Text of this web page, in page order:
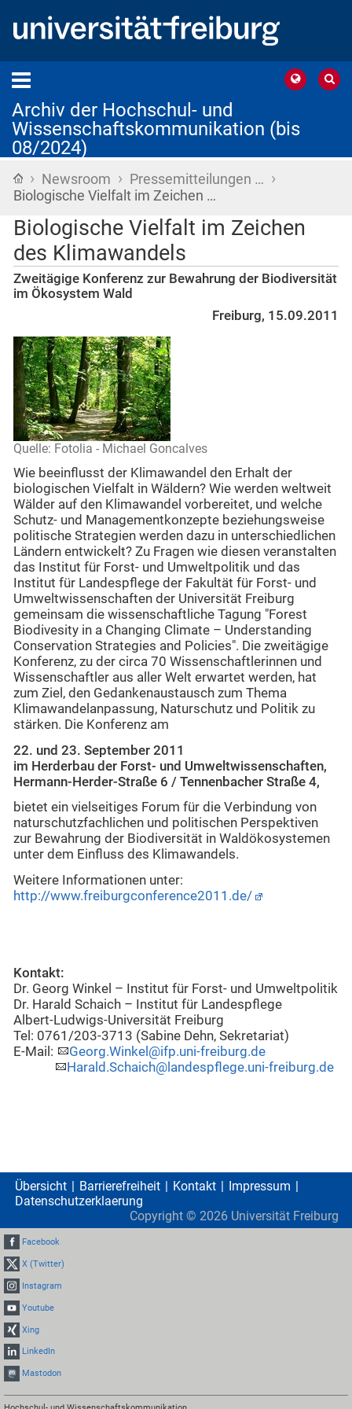
Archiv der Hochschul- und
Wissenschaftskommunikation (bis
08/2024)
Startseite
› Newsroom › Pressemitteilungen … ›
Biologische Vielfalt im Zeichen …
Biologische Vielfalt im Zeichen
des Klimawandels
Zweitägige Konferenz zur Bewahrung der Biodiversität
im Ökosystem Wald
Freiburg, 15.09.2011
Quelle: Fotolia - Michael Goncalves
Wie beeinflusst der Klimawandel den Erhalt der
biologischen Vielfalt in Wäldern? Wie werden weltweit
Wälder auf den Klimawandel vorbereitet, und welche
Schutz- und Managementkonzepte beziehungsweise
politische Strategien werden dazu in unterschiedlichen
Ländern entwickelt? Zu Fragen wie diesen veranstalten
das Institut für Forst- und Umweltpolitik und das
Institut für Landespflege der Fakultät für Forst- und
Umweltwissenschaften der Universität Freiburg
gemeinsam die wissenschaftliche Tagung "Forest
Biodivesity in a Changing Climate – Understanding
Conservation Strategies and Policies". Die zweitägige
Konferenz, zu der circa 70 Wissenschaftlerinnen und
Wissenschaftler aus aller Welt erwartet werden, hat
zum Ziel, den Gedankenaustausch zum Thema
Klimawandelanpassung, Naturschutz und Politik zu
stärken. Die Konferenz am
22. und 23. September 2011
im Herderbau der Forst- und Umweltwissenschaften,
Hermann-Herder-Straße 6 / Tennenbacher Straße 4,
bietet ein vielseitiges Forum für die Verbindung von
naturschutzfachlichen und politischen Perspektiven
zur Bewahrung der Biodiversität in Waldökosystemen
unter dem Einfluss des Klimawandels.
Weitere Informationen unter:
http://www.freiburgconference2011.de/
Kontakt:
Dr. Georg Winkel – Institut für Forst- und Umweltpolitik
Dr. Harald Schaich – Institut für Landespflege
Albert-Ludwigs-Universität Freiburg
Tel: 0761/203-3713 (Sabine Dehn, Sekretariat)
E-Mail:
Georg.Winkel@ifp.uni-freiburg.de
Harald.Schaich@landespflege.uni-freiburg.de
Übersicht Barrierefreiheit Kontakt
Impressum
Datenschutzerklaerung
Copyright © 2026 Universität Freiburg
Facebook
X (Twitter)
Instagram
Youtube
Xing
LinkedIn
Mastodon